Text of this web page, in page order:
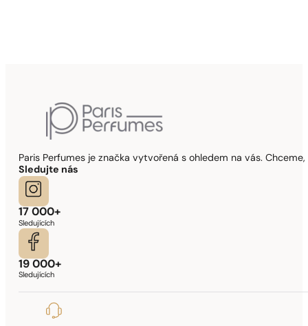
Paris Perfumes je značka vytvořená s ohledem na vás.
Sledujte nás
17 000+
Sledujících
19 000+
Sledujících